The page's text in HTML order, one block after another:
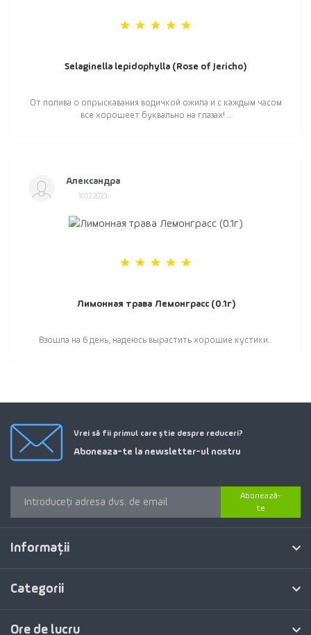
Selaginella lepidophylla (Rose of Jericho)
От полива о опрыскавания водичкой ожила и с каждым часом
все хорошеет буквально на глазах! ..
Александра
10.12.2023
Лимонная трава Лемонграсс (0.1г)
Взошла на 6 день, надеюсь вырастить хорошие кустики..
Vrei să fii primul care știe despre reduceri?
Aboneaza-te la newsletter-ul nostru
Abonează-
te
Informaţii
Categorii
Ore de lucru